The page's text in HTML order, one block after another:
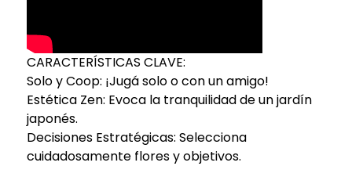
CARACTERÍSTICAS CLAVE:
Solo y Coop: ¡Jugá solo o con un amigo!
Estética Zen: Evoca la tranquilidad de un jardín
japonés.
Decisiones Estratégicas: Selecciona
cuidadosamente flores y objetivos.